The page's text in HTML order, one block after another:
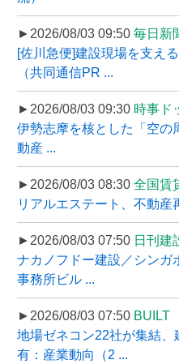
►2026/08/03 09:50 毎日新
[佐川急便]建設現場を支え
（共同通信PR ...
►2026/08/03 09:30 時事ド
伊勢志摩を核とした「空の
動産 ...
►2026/08/03 08:30 全国賃
リアルエステート、不動産
►2026/08/03 07:50 日刊建
ナカノフドー建設／シンガ
事務所ビル ...
►2026/08/03 07:50 BUILT
地場ゼネコン22社が集結
有：産業動向（2 ...